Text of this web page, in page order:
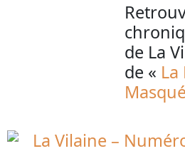
de La
de «
La Vilaine –